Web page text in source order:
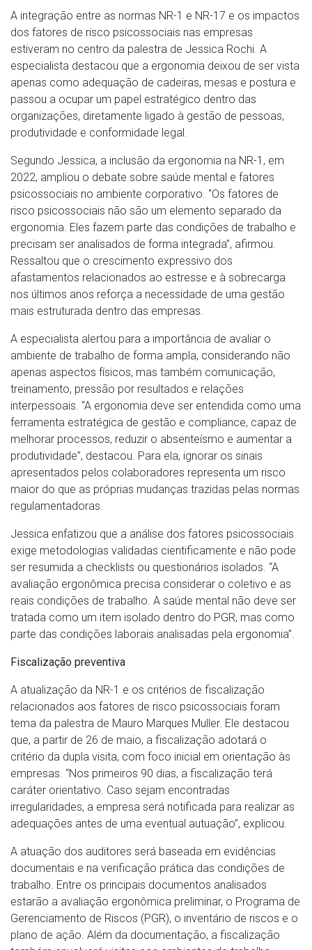
A integração entre as normas NR-1 e NR-17 e os impactos
dos fatores de risco psicossociais nas empresas
estiveram no centro da palestra de Jessica Rochi. A
especialista destacou que a ergonomia deixou de ser vista
apenas como adequação de cadeiras, mesas e postura e
passou a ocupar um papel estratégico dentro das
organizações, diretamente ligado à gestão de pessoas,
produtividade e conformidade legal.
Segundo Jessica, a inclusão da ergonomia na NR-1, em
2022, ampliou o debate sobre saúde mental e fatores
psicossociais no ambiente corporativo. “Os fatores de
risco psicossociais não são um elemento separado da
ergonomia. Eles fazem parte das condições de trabalho e
precisam ser analisados de forma integrada”, afirmou.
Ressaltou que o crescimento expressivo dos
afastamentos relacionados ao estresse e à sobrecarga
nos últimos anos reforça a necessidade de uma gestão
mais estruturada dentro das empresas.
A especialista alertou para a importância de avaliar o
ambiente de trabalho de forma ampla, considerando não
apenas aspectos físicos, mas também comunicação,
treinamento, pressão por resultados e relações
interpessoais. “A ergonomia deve ser entendida como uma
ferramenta estratégica de gestão e compliance, capaz de
melhorar processos, reduzir o absenteísmo e aumentar a
produtividade”, destacou. Para ela, ignorar os sinais
apresentados pelos colaboradores representa um risco
maior do que as próprias mudanças trazidas pelas normas
regulamentadoras.
Jessica enfatizou que a análise dos fatores psicossociais
exige metodologias validadas cientificamente e não pode
ser resumida a checklists ou questionários isolados. “A
avaliação ergonômica precisa considerar o coletivo e as
reais condições de trabalho. A saúde mental não deve ser
tratada como um item isolado dentro do PGR, mas como
parte das condições laborais analisadas pela ergonomia”.
Fiscalização preventiva
A atualização da NR-1 e os critérios de fiscalização
relacionados aos fatores de risco psicossociais foram
tema da palestra de Mauro Marques Muller. Ele destacou
que, a partir de 26 de maio, a fiscalização adotará o
critério da dupla visita, com foco inicial em orientação às
empresas. “Nos primeiros 90 dias, a fiscalização terá
caráter orientativo. Caso sejam encontradas
irregularidades, a empresa será notificada para realizar as
adequações antes de uma eventual autuação”, explicou.
A atuação dos auditores será baseada em evidências
documentais e na verificação prática das condições de
trabalho. Entre os principais documentos analisados
estarão a avaliação ergonômica preliminar, o Programa de
Gerenciamento de Riscos (PGR), o inventário de riscos e o
plano de ação. Além da documentação, a fiscalização